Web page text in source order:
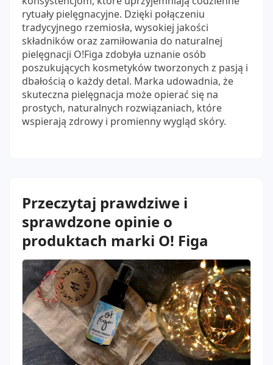
rytuały pielęgnacyjne. Dzięki połączeniu
tradycyjnego rzemiosła, wysokiej jakości
składników oraz zamiłowania do naturalnej
pielęgnacji O!Figa zdobyła uznanie osób
poszukujących kosmetyków tworzonych z pasją i
dbałością o każdy detal. Marka udowadnia, że
skuteczna pielęgnacja może opierać się na
prostych, naturalnych rozwiązaniach, które
wspierają zdrowy i promienny wygląd skóry.
Przeczytaj prawdziwe i
sprawdzone opinie o
produktach marki O! Figa